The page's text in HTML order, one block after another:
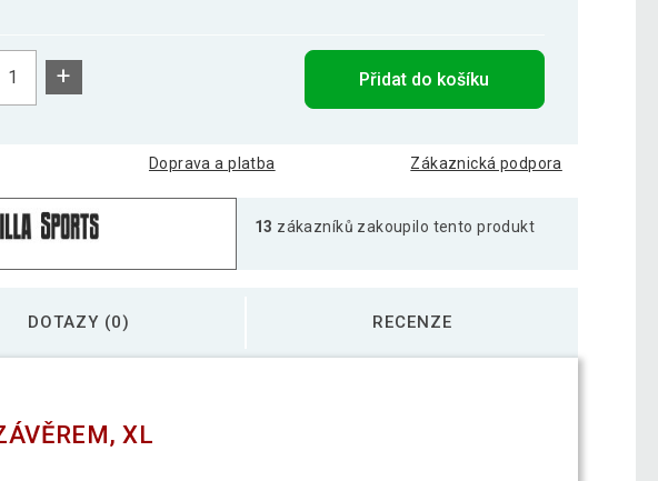
+ Přidat do košíku
Doprava a platba Zákaznická podpora
13 zákazníků zakoupilo tento produkt
DOTAZY (0) RECENZE
XL